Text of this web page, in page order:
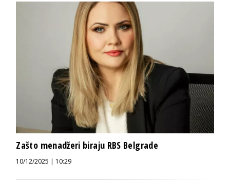
Zašto menadžeri biraju RBS Belgrade
10/12/2025 | 10:29